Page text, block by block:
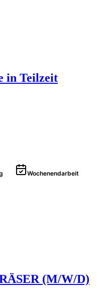
in Teilzeit
Wochenendarbeit
(M/W/D)